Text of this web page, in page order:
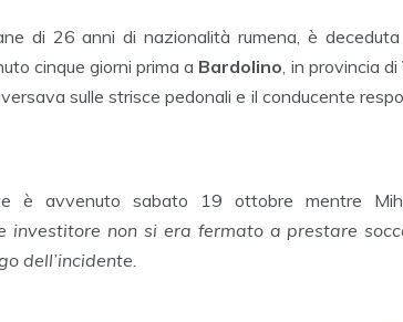
di 26 anni di nazionalità rumena, è
cinque giorni prima a Bardolino, in provincia di
sulle strisce pedonali e il conducente
è avvenuto sabato 19 ottobre mentre
investitore non si era fermato a prestare
dell’incidente.